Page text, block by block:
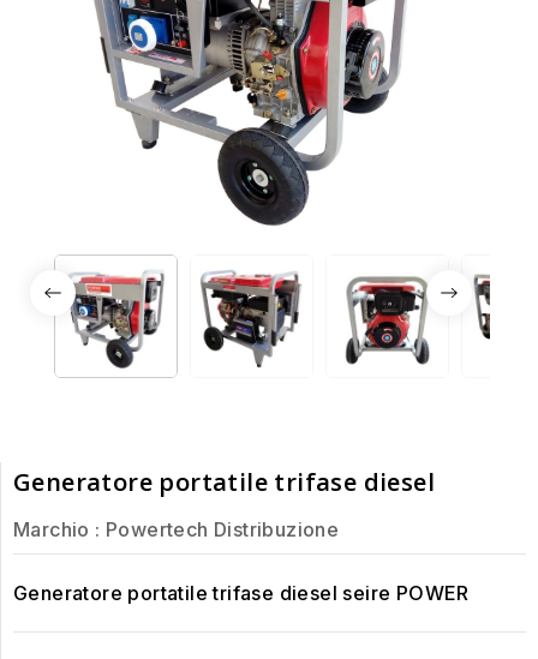
Generatore portatile trifase diesel
Marchio : Powertech Distribuzione
Generatore portatile trifase diesel seire POWER